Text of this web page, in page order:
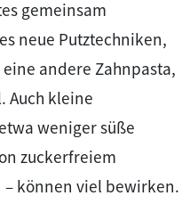
gemeinsam
neue Putztechniken,
andere Zahnpasta,
Auch kleine
weniger süße
zuckerfreiem
– können viel bewirken.